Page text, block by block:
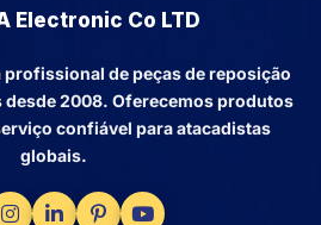
Electronic Co LTD
de peças de reposição
desde 2008. Oferecemos produtos
confiável para atacadistas
globais.